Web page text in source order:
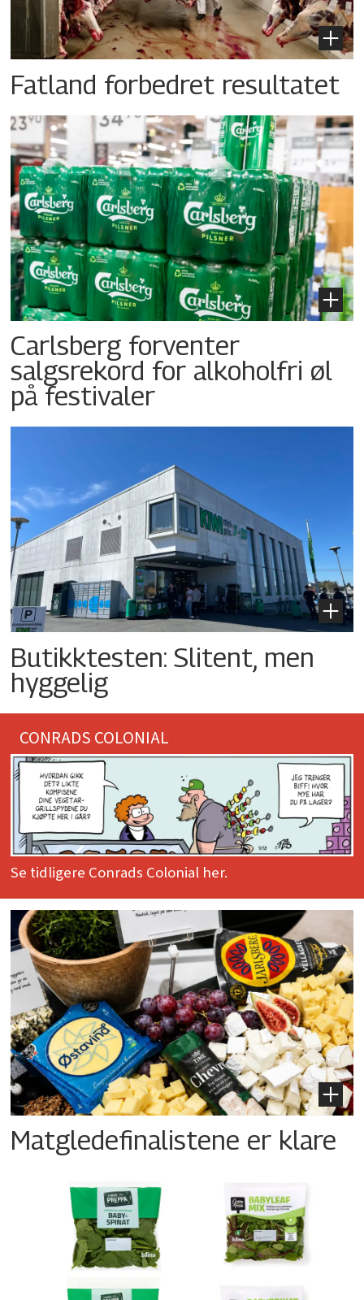
Fatland forbedret resultatet
Carlsberg forventer
salgsrekord for alkoholfri øl
på festivaler
Butikktesten: Slitent, men
hyggelig
CONRADS COLONIAL
Se tidligere Conrads Colonial her.
Matgledefinalistene er klare